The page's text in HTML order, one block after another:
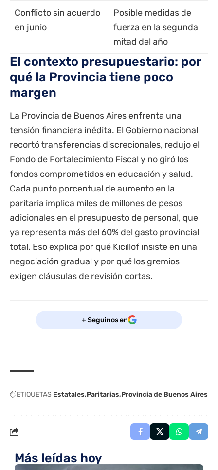
Conflicto sin acuerdo
en junio
Posible medidas de
fuerza en la segunda
mitad del año
El contexto presupuestario: por
qué la Provincia tiene poco
margen
La Provincia de Buenos Aires enfrenta una
tensión financiera inédita. El Gobierno nacional
recortó transferencias discrecionales, redujo el
Fondo de Fortalecimiento Fiscal y no giró los
fondos comprometidos en educación y salud.
Cada punto porcentual de aumento en la
paritaria implica miles de millones de pesos
adicionales en el presupuesto de personal, que
ya representa más del 60% del gasto provincial
total. Eso explica por qué Kicillof insiste en una
negociación gradual y por qué los gremios
exigen cláusulas de revisión cortas.
+ Seguinos en
ETIQUETAS Estatales Paritarias Provincia de Buenos Aires
Más leídas hoy